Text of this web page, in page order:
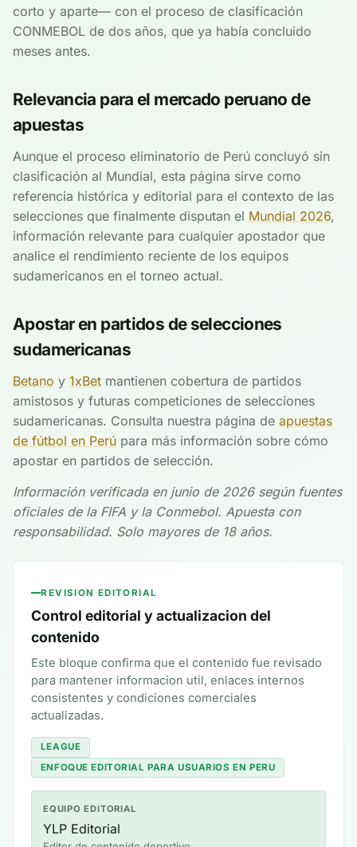
corto y aparte— con el proceso de clasificación
CONMEBOL de dos años, que ya había concluido
meses antes.
Relevancia para el mercado peruano de
apuestas
Aunque el proceso eliminatorio de Perú concluyó sin
clasificación al Mundial, esta página sirve como
referencia histórica y editorial para el contexto de las
selecciones que finalmente disputan el Mundial 2026,
información relevante para cualquier apostador que
analice el rendimiento reciente de los equipos
sudamericanos en el torneo actual.
Apostar en partidos de selecciones
sudamericanas
Betano y 1xBet mantienen cobertura de partidos
amistosos y futuras competiciones de selecciones
sudamericanas. Consulta nuestra página de apuestas
de fútbol en Perú para más información sobre cómo
apostar en partidos de selección.
Información verificada en junio de 2026 según fuentes
oficiales de la FIFA y la Conmebol. Apuesta con
responsabilidad. Solo mayores de 18 años.
REVISION EDITORIAL
Control editorial y actualizacion del
contenido
Este bloque confirma que el contenido fue revisado
para mantener informacion util, enlaces internos
consistentes y condiciones comerciales
actualizadas.
LEAGUE
ENFOQUE EDITORIAL PARA USUARIOS EN PERU
EQUIPO EDITORIAL
YLP Editorial